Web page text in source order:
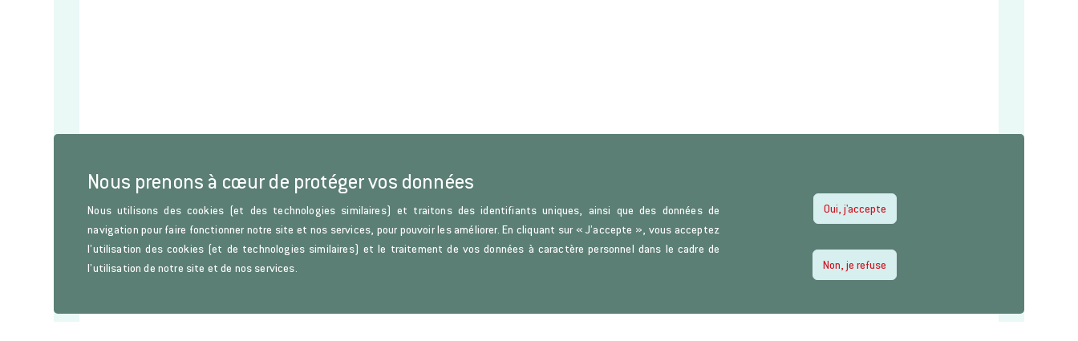
Nous prenons à cœur de protéger vos données
Nous utilisons des cookies (et des technologies similaires) et traitons des identifiants uniques, ainsi que des données de
navigation pour faire fonctionner notre site et nos services, pour pouvoir les améliorer. En cliquant sur « J’accepte », vous acceptez
l’utilisation des cookies (et de technologies similaires) et le traitement de vos données à caractère personnel dans le cadre de
l’utilisation de notre site et de nos services.
Oui, j'accepte
Non, je refuse